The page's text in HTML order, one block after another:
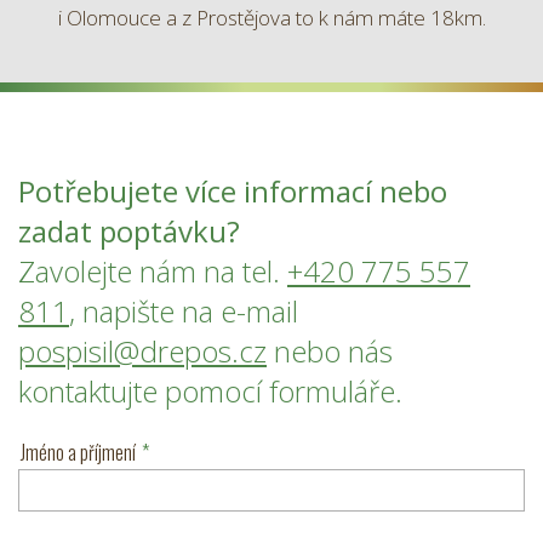
i Olomouce a z Prostějova to k nám máte 18km.
Potřebujete více informací nebo
zadat poptávku?
Zavolejte nám na tel. +420 775 557
811 , napište na e-mail
pospisil@drepos.cz nebo nás
kontaktujte pomocí formuláře.
Jméno a příjmení *